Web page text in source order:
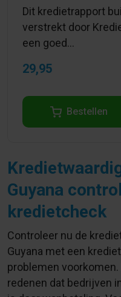
Dit kredietrapport
verstrekt door
een goed...
29,95
Bestellen
Guyana
kredietcheck
Controleer nu de
Guyana met een
problemen
redenen dat bedrijven